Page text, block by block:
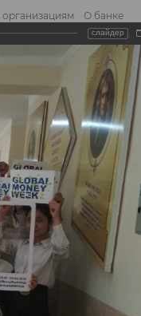
О банке
Отправить обращение
381
слайдер